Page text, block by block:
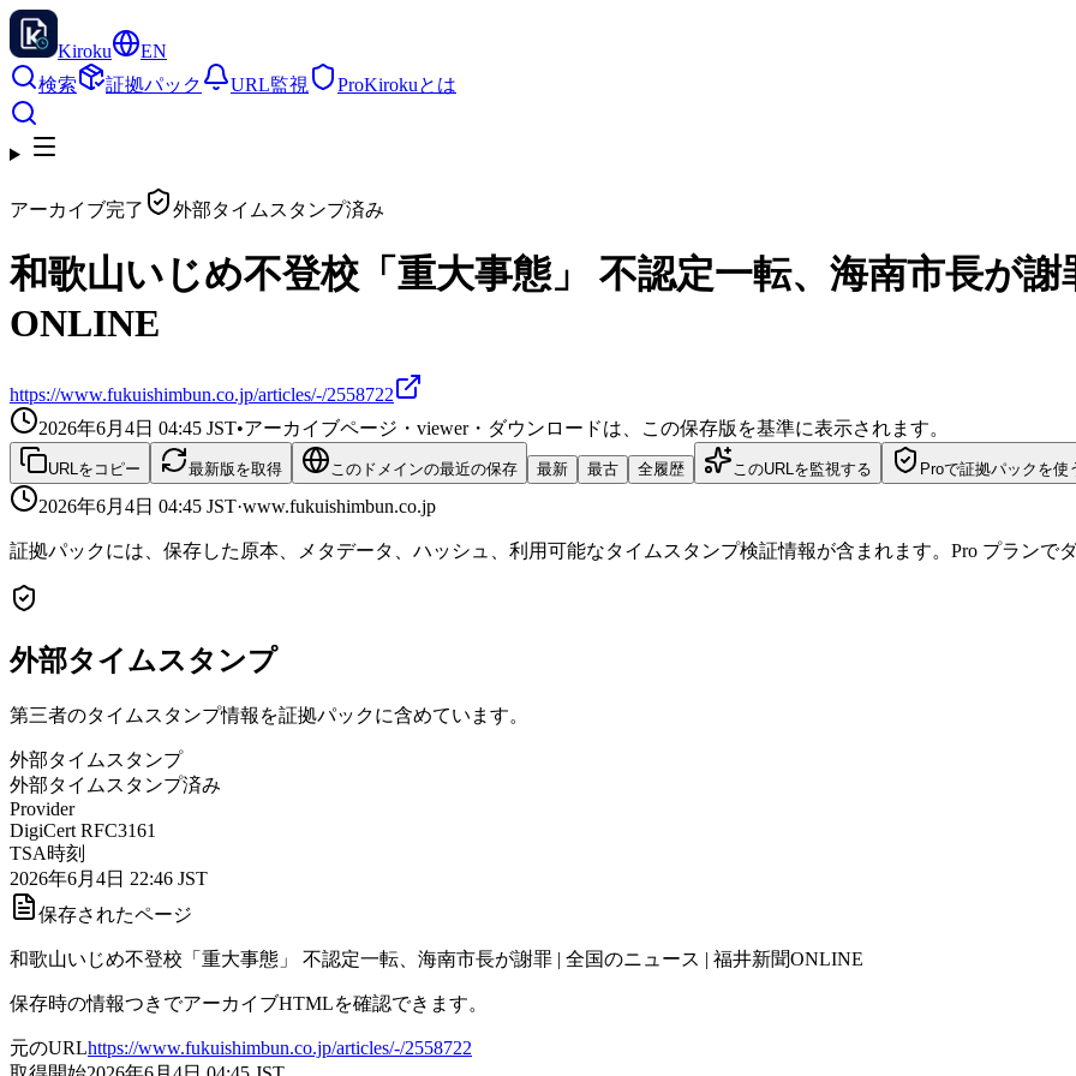
Kiroku
EN
検索
証拠パック URL監視 ProKirokuとは
アーカイブ完了 外部タイムスタンプ済み
和歌山いじめ不登校「重大事態」 不認定一転、海南市長が
ONLINE
https://www.fukuishimbun.co.jp/articles/-/2558722
2026年6月4日 04:45 JST•アーカイブページ・viewer・ダウンロードは、この保存版を基準に表示されます。
URLをコピー 最新版を取得 このドメインの最近の保存 最新 最古 全履歴 このURLを監視する Proで証拠パックを使
2026年6月4日 04:45 JST·www.fukuishimbun.co.jp
証拠パックには、保存した原本、メタデータ、ハッシュ、利用可能なタイムスタンプ検証情報が含まれます。Pro プランで
外部タイムスタンプ
第三者のタイムスタンプ情報を証拠パックに含めています。
外部タイムスタンプ
外部タイムスタンプ済み
Provider
DigiCert RFC3161
TSA時刻
2026年6月4日 22:46 JST
保存されたページ
和歌山いじめ不登校「重大事態」 不認定一転、海南市長が謝罪 | 全国のニュース | 福井新聞ONLINE
保存時の情報つきでアーカイブHTMLを確認できます。
元のURLhttps://www.fukuishimbun.co.jp/articles/-/2558722